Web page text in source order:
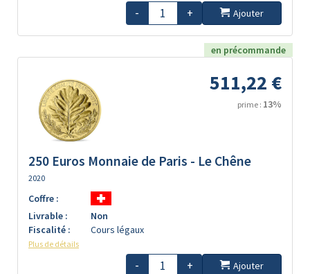
- + Ajouter
en précommande
511,22 €
prime : 13%
250 Euros Monnaie de Paris - Le Chêne
2020
Coffre :
Livrable :
Non
Fiscalité :
Cours légaux
Plus de détails
- + Ajouter